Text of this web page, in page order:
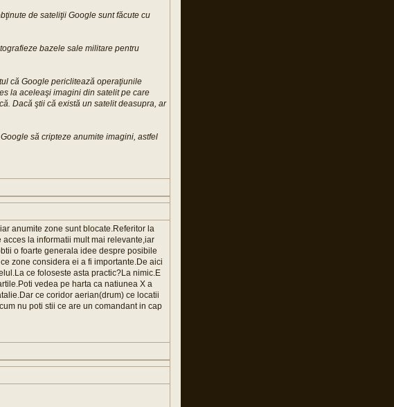
de sateliţii Google sunt făcute cu
bazele sale militare pentru
că Google periclitează operaţiunile
la aceleaşi imagini din satelit pe care
Dacă ştii că există un satelit deasupra, ar
să cripteze anumite imagini, astfel
anumite zone sunt blocate.Referitor la
la informatii mult mai relevante,iar
o foarte generala idee despre posibile
zone considera ei a fi importante.De aici
ce foloseste asta practic?La nimic.E
vedea pe harta ca natiunea X a
ce coridor aerian(drum) ce locatii
nu poti stii ce are un comandant in cap